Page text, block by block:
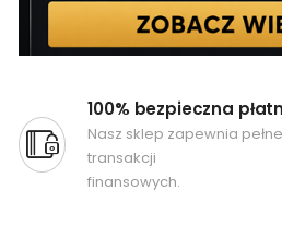
100% bezpieczna
Nasz sklep zapewnia
transakcji
finansowych.